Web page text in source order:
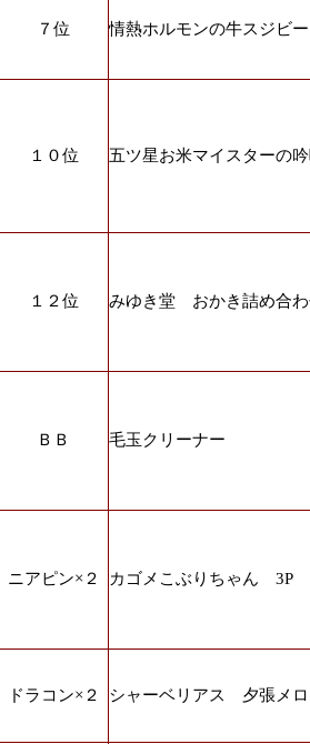
７位 情熱ホルモンの牛スジビ
１０位 五ツ星お米マイスターの
１２位 みゆき堂 おかき詰め合
ＢＢ 毛玉クリーナー
ニアピン×２ カゴメこぶりちゃん 3P
ドラコン×２ シャーベリアス 夕張メ